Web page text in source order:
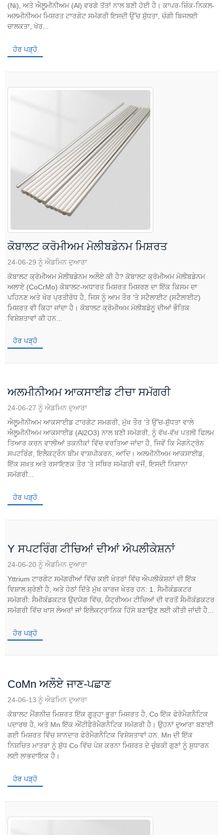
(Ni), ਅਤੇ ਐਲੂਮੀਨੀਅਮ (Al) ਵਰਗੇ ਤੱਤਾਂ ਨਾਲ ਬਣੀ ਹੋਈ ਹੈ। ਕਾਪਰ-ਜ਼ਿੰਕ-ਨਿਕਲ-
ਅਲਮੀਨੀਅਮ ਮਿਸ਼ਰਤ ਟਾਰਗੇਟ ਸਮੱਗਰੀ ਇਸਦੀ ਉੱਚ ਸ਼ੁੱਧਤਾ, ਚੰਗੀ ਬਿਜਲਈ
ਚਾਲਕਤਾ, ਖੋਰ...
ਹੋਰ ਪੜ੍ਹੋ
ਕੋਬਾਲਟ ਕਰੋਮੀਅਮ ਮੋਲੀਬਡੇਨਮ ਮਿਸ਼ਰਤ
24-06-29 ਨੂੰ ਐਡਮਿਨ ਦੁਆਰਾ
ਕੋਬਾਲਟ ਕ੍ਰੋਮੀਅਮ ਮੋਲੀਬਡੇਨਮ ਅਲੌਏ ਕੀ ਹੈ? ਕੋਬਾਲਟ ਕ੍ਰੋਮੀਅਮ ਮੋਲੀਬਡੇਨਮ
ਅਲਾਏ (CoCrMo) ਕੋਬਾਲਟ-ਅਧਾਰਤ ਮਿਸ਼ਰਤ ਮਿਸ਼ਰਣ ਦਾ ਇੱਕ ਕਿਸਮ ਦਾ
ਪਹਿਨਣ ਅਤੇ ਖੋਰ ਪ੍ਰਤੀਰੋਧ ਹੈ, ਜਿਸ ਨੂੰ ਆਮ ਤੌਰ 'ਤੇ ਸਟੈਲਾਈਟ (ਸਟੈਲਾਈਟ)
ਮਿਸ਼ਰਤ ਵੀ ਕਿਹਾ ਜਾਂਦਾ ਹੈ। ਕੋਬਾਲਟ ਕ੍ਰੋਮੀਅਮ ਮੋਲੀਬਡੇਨੂ ਦੀਆਂ ਭੌਤਿਕ
ਵਿਸ਼ੇਸ਼ਤਾਵਾਂ ਕੀ ਹਨ...
ਹੋਰ ਪੜ੍ਹੋ
ਅਲਮੀਨੀਅਮ ਆਕਸਾਈਡ ਟੀਚਾ ਸਮੱਗਰੀ
24-06-27 ਨੂੰ ਐਡਮਿਨ ਦੁਆਰਾ
ਐਲੂਮੀਨੀਅਮ ਆਕਸਾਈਡ ਟਾਰਗੇਟ ਸਮਗਰੀ, ਮੁੱਖ ਤੌਰ 'ਤੇ ਉੱਚ-ਸ਼ੁੱਧਤਾ ਵਾਲੇ
ਐਲੂਮੀਨੀਅਮ ਆਕਸਾਈਡ (Al2O3) ਨਾਲ ਬਣੀ ਸਮੱਗਰੀ, ਨੂੰ ਵੱਖ-ਵੱਖ ਪਤਲੀ ਫਿਲਮ
ਤਿਆਰ ਕਰਨ ਵਾਲੀਆਂ ਤਕਨੀਕਾਂ ਵਿੱਚ ਵਰਤਿਆ ਜਾਂਦਾ ਹੈ, ਜਿਵੇਂ ਕਿ ਮੈਗਨੇਟ੍ਰੋਨ
ਸਪਟਰਿੰਗ, ਇਲੈਕਟ੍ਰੌਨ ਬੀਮ ਵਾਸ਼ਪੀਕਰਨ, ਆਦਿ। ਅਲਮੀਨੀਅਮ ਆਕਸਾਈਡ,
ਇੱਕ ਸਖ਼ਤ ਅਤੇ ਰਸਾਇਣਕ ਤੌਰ 'ਤੇ ਸਥਿਰ ਸਮੱਗਰੀ ਵਜੋਂ, ਇਸਦੀ ਨਿਸ਼ਾਨਾ
ਸਮੱਗਰੀ...
ਹੋਰ ਪੜ੍ਹੋ
Y ਸਪਟਰਿੰਗ ਟੀਚਿਆਂ ਦੀਆਂ ਐਪਲੀਕੇਸ਼ਨਾਂ
24-06-20 ਨੂੰ ਐਡਮਿਨ ਦੁਆਰਾ
Yttrium ਟਾਰਗੇਟ ਸਮੱਗਰੀਆਂ ਵਿੱਚ ਕਈ ਖੇਤਰਾਂ ਵਿੱਚ ਐਪਲੀਕੇਸ਼ਨਾਂ ਦੀ ਇੱਕ
ਵਿਸ਼ਾਲ ਸ਼੍ਰੇਣੀ ਹੈ, ਅਤੇ ਹੇਠਾਂ ਦਿੱਤੇ ਮੁੱਖ ਕਾਰਜ ਖੇਤਰ ਹਨ: 1. ਸੈਮੀਕੰਡਕਟਰ
ਸਮੱਗਰੀ: ਸੈਮੀਕੰਡਕਟਰ ਉਦਯੋਗ ਵਿੱਚ, ਯੈਟ੍ਰੀਅਮ ਟੀਚਿਆਂ ਦੀ ਵਰਤੋਂ ਸੈਮੀਕੰਡਕਟਰ
ਸਮੱਗਰੀ ਵਿੱਚ ਖਾਸ ਲੇਅਰਾਂ ਜਾਂ ਇਲੈਕਟ੍ਰਾਨਿਕ ਹਿੱਸੇ ਬਣਾਉਣ ਲਈ ਕੀਤੀ ਜਾਂਦੀ ਹੈ...
ਹੋਰ ਪੜ੍ਹੋ
CoMn ਅਲੌਏ ਜਾਣ-ਪਛਾਣ
24-06-13 ਨੂੰ ਐਡਮਿਨ ਦੁਆਰਾ
ਕੋਬਾਲਟ ਮੈਂਗਨੀਜ਼ ਮਿਸ਼ਰਤ ਇੱਕ ਗੂੜ੍ਹਾ ਭੂਰਾ ਮਿਸ਼ਰਤ ਹੈ, Co ਇੱਕ ਫੇਰੋਮੈਗਨੈਟਿਕ
ਪਦਾਰਥ ਹੈ, ਅਤੇ Mn ਇੱਕ ਐਂਟੀਫੈਰੋਮੈਗਨੈਟਿਕ ਸਮੱਗਰੀ ਹੈ। ਉਹਨਾਂ ਦੁਆਰਾ ਬਣਾਈ
ਗਈ ਮਿਸ਼ਰਤ ਵਿੱਚ ਸ਼ਾਨਦਾਰ ਫੇਰੋਮੈਗਨੈਟਿਕ ਵਿਸ਼ੇਸ਼ਤਾਵਾਂ ਹਨ. Mn ਦੀ ਇੱਕ
ਨਿਸ਼ਚਿਤ ਮਾਤਰਾ ਨੂੰ ਸ਼ੁੱਧ Co ਵਿੱਚ ਪੇਸ਼ ਕਰਨਾ ਮਿਸ਼ਰਤ ਦੇ ਚੁੰਬਕੀ ਗੁਣਾਂ ਨੂੰ ਸੁਧਾਰਨ
ਲਈ ਲਾਭਦਾਇਕ ਹੈ।
ਹੋਰ ਪੜ੍ਹੋ